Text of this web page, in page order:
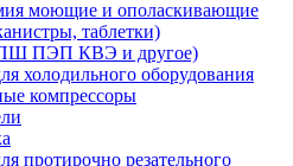
моющие и ополаскивающие
таблетки)
ПЭП КВЭ и другое)
холодильного оборудования
компрессоры
протирочно резательного